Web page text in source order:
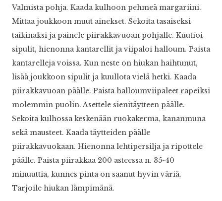
Valmista pohja. Kaada kulhoon pehmeä margariini.
Mittaa joukkoon muut ainekset. Sekoita tasaiseksi
taikinaksi ja painele piirakkavuoan pohjalle. Kuutioi
sipulit, hienonna kantarellit ja viipaloi halloum. Paista
kantarelleja voissa. Kun neste on hiukan haihtunut,
lisää joukkoon sipulit ja kuullota vielä hetki. Kaada
piirakkavuoan päälle. Paista halloumviipaleet rapeiksi
molemmin puolin. Asettele sienitäytteen päälle.
Sekoita kulhossa keskenään ruokakerma, kananmuna
sekä mausteet. Kaada täytteiden päälle
piirakkavuokaan. Hienonna lehtipersilja ja ripottele
päälle. Paista piirakkaa 200 asteessa n. 35-40
minuuttia, kunnes pinta on saanut hyvin väriä.
Tarjoile hiukan lämpimänä.